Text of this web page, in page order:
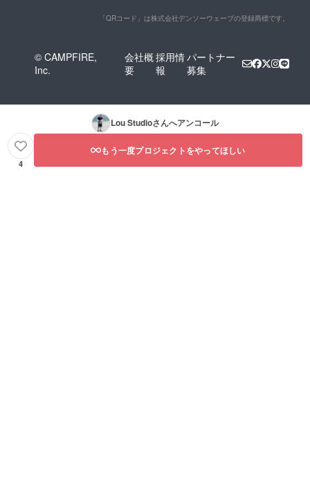
「QRコード」は株式会社デンソーウェーブの登録商標です。
© CAMPFIRE,
Inc.
会社概
要
採用情
報
パートナー
募集
Lou Studioさんへアンコール
4
もう一度プロジェクトをやってほしい